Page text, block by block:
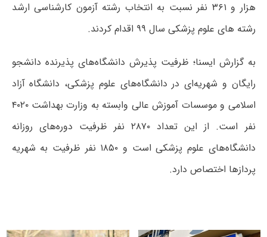
هزار و ۳۶۱ نفر نسبت به انتخاب رشته آزمون کارشناسی ارشد
رشته های علوم پزشکی سال ۹۹ اقدام کردند.
به گزارش ایسنا؛ ظرفیت پذیرش دانشگاه‌های پذیرنده دانشجو
رایگان و شهریه‌ای در دانشگاه‌های علوم پزشکی، دانشگاه آزاد
اسلامی و موسسات آموزش عالی وابسته به وزارت بهداشت ۴۰۲۰
نفر است. از این تعداد ۲۸۷۰ نفر ظرفیت دوره‌های روزانه
دانشگاه‌های علوم پزشکی است و ۱۸۵۰ نفر ظرفیت به شهریه
پردازها اختصاص دارد.